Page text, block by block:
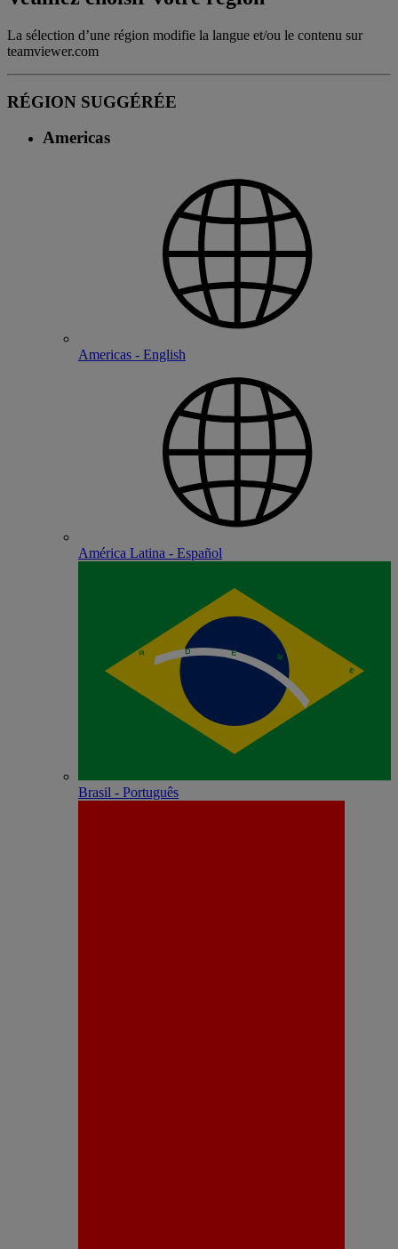
La sélection d’une région modifie la langue et/ou le contenu sur
teamviewer.com
RÉGION SUGGÉRÉE
Americas
Americas - English
América Latina - Español
Brasil - Português